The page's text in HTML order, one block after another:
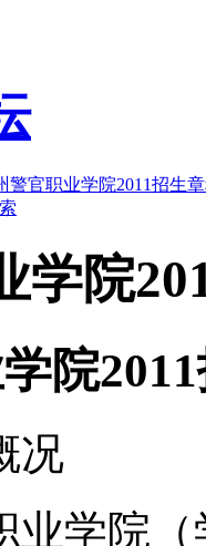
警官职业学院2011招生
学院
院
况
院（